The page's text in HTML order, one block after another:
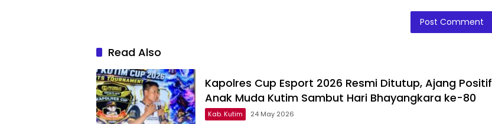
Read Also
Kapolres Cup Esport 2026 Resmi Ditutup, Ajang Positif
Anak Muda Kutim Sambut Hari Bhayangkara ke-80
Kab. Kutim 24 May 2026